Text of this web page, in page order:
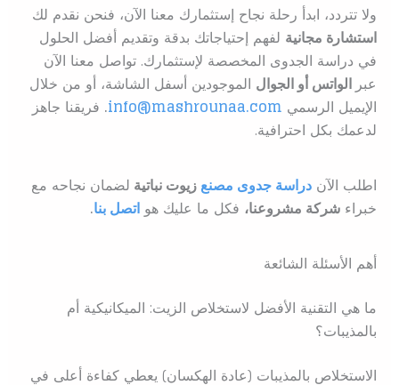
ولا تتردد، ابدأ رحلة نجاح إستثمارك معنا الآن، فنحن نقدم لك
استشارة مجانيةلفهم إحتياجاتك بدقة وتقديم أفضل الحلول
في دراسة الجدوى المخصصة لإستثمارك. تواصل معنا الآن
عبرالواتس أو الجوالالموجودين أسفل الشاشة، أو من خلال
الإيميل الرسمي info@mashrounaa.com
.فريقنا جاهز
لدعمك بكل احترافية.
اطلب الآن دراسة جدوى مصنعزيوت نباتية لضمان نجاحه مع
خبراء شركة مشروعنا،فكل ما عليك هو اتصل بنا.
أهم الأسئلة الشائعة
ما هي التقنية الأفضل لاستخلاص الزيت: الميكانيكية أم
بالمذيبات؟
الاستخلاص بالمذيبات (عادة الهكسان) يعطي كفاءة أعلى في